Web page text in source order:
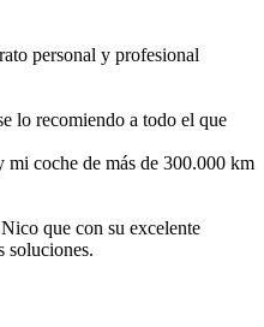
personal y profesional
lo recomiendo a todo el que
coche de más de 300.000 km
que con su excelente
soluciones.